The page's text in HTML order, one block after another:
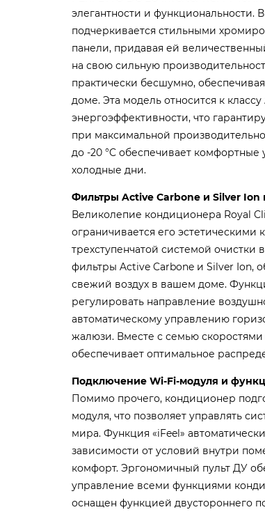
элегантности и
подчеркивается стильными
панели, придавая ей
на свою сильную
практически бесшумно,
доме. Эта модель относится к
энергоэффективности, что
при максимальной
до -20 °C обеспечивает
холодные дни.
Фильтры Active Carbone и Silver Ion
Великолепие кондиционера Royal
ограничивается его
трехступенчатой системой очистки
фильтры Active Carbone и Silver Ion,
свежий воздух в вашем доме.
регулировать направление
автоматическому управлению
жалюзи. Вместе с семью скоростями
обеспечивает оптимальное
Подключение Wi-Fi-модуля и
Помимо прочего, кондиционер
модуля, что позволяет управлять
мира. Функция «iFeel»
зависимости от условий внутри
комфорт. Эргономичный пульт ДУ
управление всеми функциями
оснащен функцией двустороннего